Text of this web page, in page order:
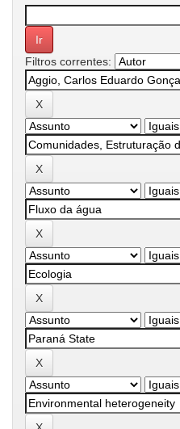
Filtros correntes: